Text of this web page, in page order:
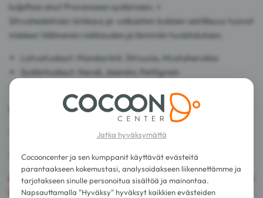
kuljettaa sinut Provenceen sydämeen. <
Sitrushedelmien kirkkaus ja valkoisten kukkien aistillisuus tuovat
mieleen Välimeren raikkauden ja lämmön tuulahduksen.
Latvatuoksut: Mandariinit, Sitruuna, Mustaherukka
Sydäntuoksut: Neroli, Jasmiini, Petitgrain
85% ainesosista on luonnollista alkuperää.
Valmistettu Ranskassa.
Huomio: Tämä tuote on syttyvä, sitä ei voida lähettää
kaikkien kuljetusyhtiöidemme kautta.
Jatka hyväksymättä
Cocooncenter ja sen kumppanit käyttävät evästeitä
parantaakseen kokemustasi, analysoidakseen liikennettämme ja
tarjotakseen sinulle personoitua sisältöä ja mainontaa.
Napsauttamalla "Hyväksy" hyväksyt kaikkien evästeiden